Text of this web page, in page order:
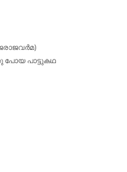
പോയ പാട്ടുകഥ